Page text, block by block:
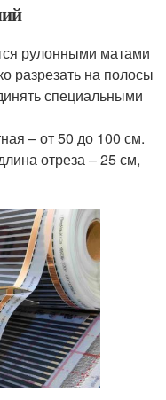
рулонными матами
разрезать на полосы
специальными
– от 50 до 100 см.
отреза – 25 см,